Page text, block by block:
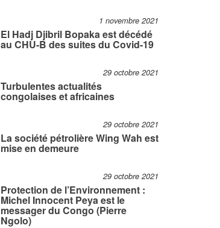
1 novembre 2021
El Hadj Djibril Bopaka est décédé
au CHU-B des suites du Covid-19
29 octobre 2021
Turbulentes actualités
congolaises et africaines
29 octobre 2021
La société pétrolière Wing Wah est
mise en demeure
29 octobre 2021
Protection de l’Environnement :
Michel Innocent Peya est le
messager du Congo (Pierre
Ngolo)